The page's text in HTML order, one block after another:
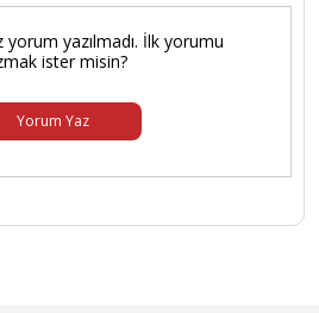
yazılmadı. İlk yorumu
ister misin?
Yorum Yaz